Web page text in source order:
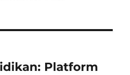
Platform